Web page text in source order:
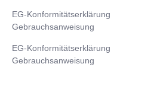
EG-Konformitätserklärung
Gebrauchsanweisung
EG-Konformitätserklärung
Gebrauchsanweisung